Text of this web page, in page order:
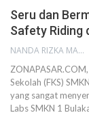
Seru dan
Safety Riding
NANDA RIZKA MAHENDRA
Sekolah (FKS)
yang sangat
Labs SMKN 1